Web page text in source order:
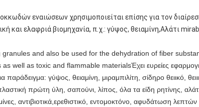
εναιώσεων χρησιμοποιείται επίσης για τον
και ελαφριά βιομηχανία, π.χ.: γύψος, θειαμίνη,Αλάτι
and also be used for the dehydration of fiber
as toxic and flammable materialsΈχει ευρείες
γύψος, θειαμίνη, μιραμπιλίτη, σίδηρο θειικό,
πρώτη ύλη, σαπούνι, λίπος, όλα τα είδη ρητίνης, αλάτι
αντιβιοτικά,ερεθιστικό, εντομοκτόνο, αφυδάτωση